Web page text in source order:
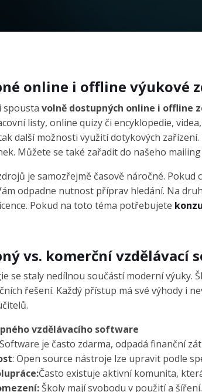
online i offline výukové
spousta volně dostupných online i offline
listy, online quizy či encyklopedie,
další možnosti využití dotykových
Můžete se také zařadit do našeho
je samozřejmě časově náročné.
odpadne nutnost příprav hledání. Na
Pokud na toto téma potřebujete
vs. komerční vzdělávací
se staly nedílnou součástí moderní
řešení. Každý přístup má své výhody i
vzdělávacího software
je často zdarma, odpadá finanční
: Open source nástroje lze upravit podle
Často existuje aktivní komunita,
Školy mají svobodu v použití a šíření.